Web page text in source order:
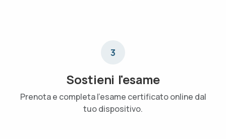
3
Sostieni l'esame
Prenota e completa l'esame certificato online dal
tuo dispositivo.